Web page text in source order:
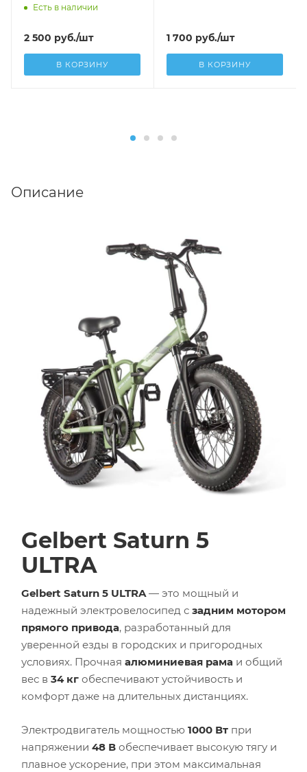
Есть в наличии
2 500 руб./шт
В КОРЗИНУ
1 700 руб./шт
В КОРЗИНУ
Описание
Gelbert Saturn 5
ULTRA
Gelbert Saturn 5 ULTRA— это мощный и
надежный электровелосипед с задним мотором
прямого привода, разработанный для
уверенной езды в городских и пригородных
условиях. Прочная алюминиевая рама и общий
вес в 34 кг обеспечивают устойчивость и
комфорт даже на длительных дистанциях.
Электродвигатель мощностью 1000 Вт при
напряжении 48 В обеспечивает высокую тягу и
плавное ускорение, при этом максимальная